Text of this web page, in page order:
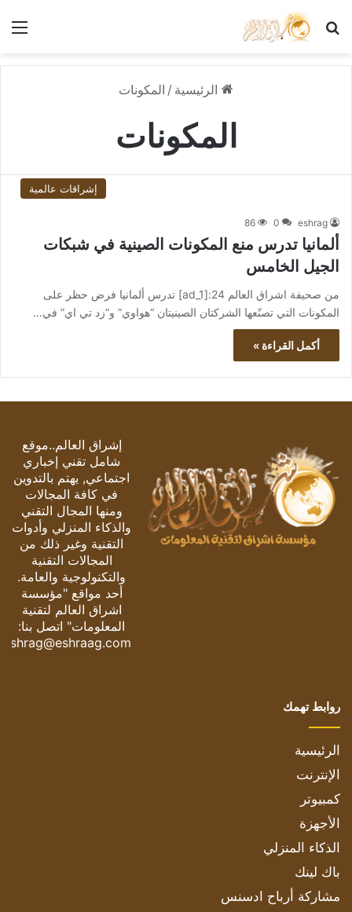
بحث عن
الرئيسية / المكونات
المكونات
إشراقات عالمية
eshrag
0
86
ألمانيا تدرس منع المكونات الصينية في شبكات
الجيل الخامس
من صحيفة اشراق العالم 24:[ad_1] تدرس ألمانيا فرض حظر على
المكونات التي تصنّعها الشركتان الصينيتان “هواوي” و”زد تي اي” في…
أكمل القراءة »
إشراق العالم..موقع
شامل تقني إخباري
اجتماعي, يهتم بالتدوين
في كافة المجالات
ومنها المجال التقني
والذكاء المنزلي وأدوات
التقنية وغير ذلك من
المجالات التقنية
والتكنولوجية والعامة.
أحد مواقع "مؤسسة
اشراق العالم لتقنية
المعلومات" اتصل بنا:
eshrag@eshraag.com
روابط تهمك
الرئيسية
الإنترنت
كمبيوتر
الأجهزة
الذكاء المنزلي
باك لينك
مشاركة أرباح ادسنس